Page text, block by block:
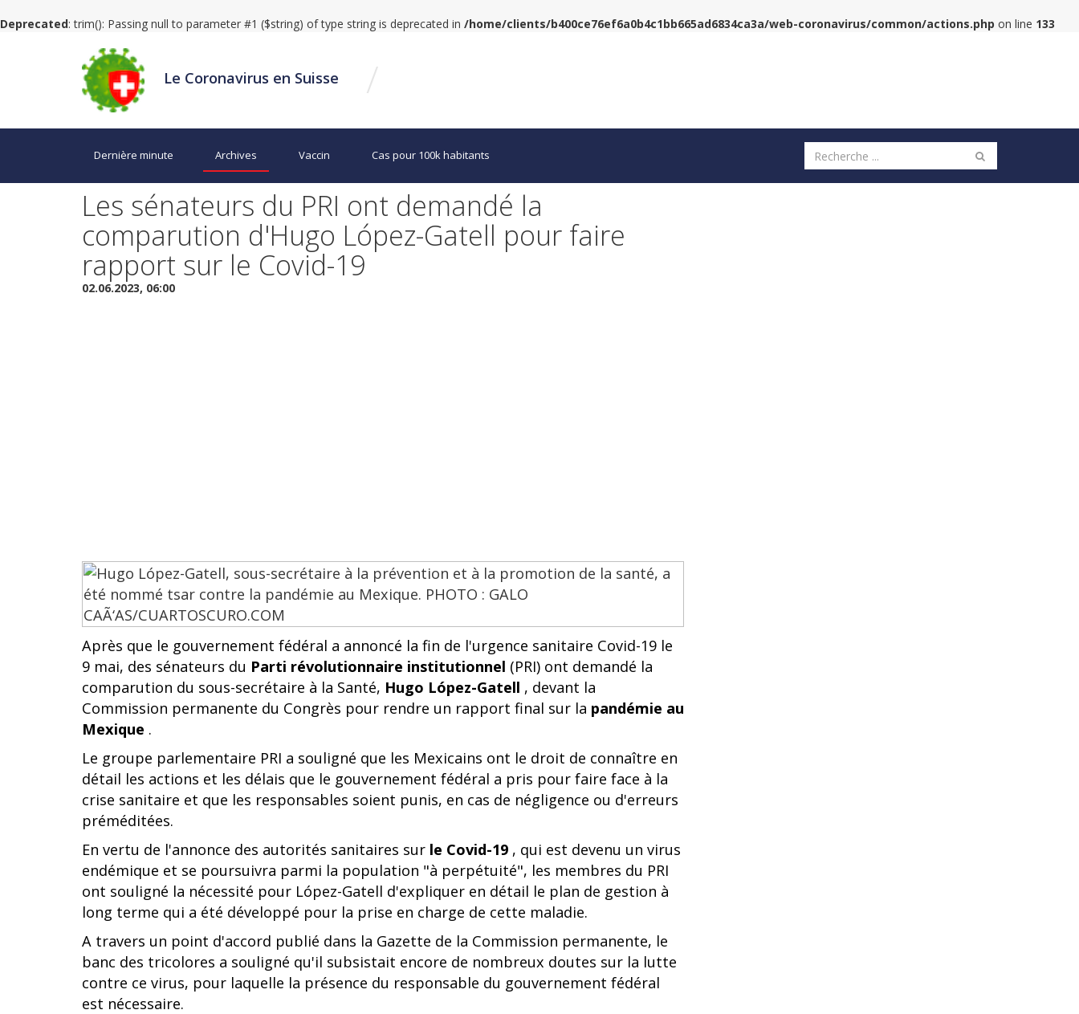
Deprecated: trim(): Passing null to parameter #1 ($string) of type string is deprecated in /home/clients/b400ce76ef6a0b4c1bb665ad6834ca3a/web-coronavirus/common/actions.php on line 133
Le Coronavirus en Suisse /
Dernière minute Archives Vaccin Cas pour 100k habitants
Les sénateurs du PRI ont demandé la
comparution d'Hugo López-Gatell pour faire
rapport sur le Covid-19
02.06.2023, 06:00
Après que le gouvernement fédéral a annoncé la fin de l'urgence sanitaire Covid-19 le
9 mai, des sénateurs du Parti révolutionnaire institutionnel (PRI) ont demandé la
comparution du sous-secrétaire à la Santé, Hugo López-Gatell , devant la
Commission permanente du Congrès pour rendre un rapport final sur la pandémie au
Mexique .
Le groupe parlementaire PRI a souligné que les Mexicains ont le droit de connaître en
détail les actions et les délais que le gouvernement fédéral a pris pour faire face à la
crise sanitaire et que les responsables soient punis, en cas de négligence ou d'erreurs
préméditées.
En vertu de l'annonce des autorités sanitaires sur le Covid-19 , qui est devenu un virus
endémique et se poursuivra parmi la population "à perpétuité", les membres du PRI
ont souligné la nécessité pour López-Gatell d'expliquer en détail le plan de gestion à
long terme qui a été développé pour la prise en charge de cette maladie.
A travers un point d'accord publié dans la Gazette de la Commission permanente, le
banc des tricolores a souligné qu'il subsistait encore de nombreux doutes sur la lutte
contre ce virus, pour laquelle la présence du responsable du gouvernement fédéral
est nécessaire.